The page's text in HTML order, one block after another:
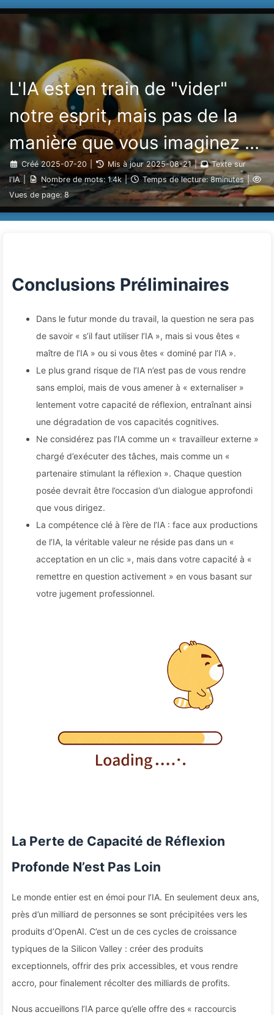
Le Chemin vers la Transformation par l'IA
Rechercher Accueil Archives Tags
Catégories Liens
L'IA est en train de "vider"
notre esprit, mais pas de la
manière que vous imaginez -
Apprenez l'IA lentement 160
Créé 2025-07-20 Mis à jour 2025-08-21 |
Texte sur
l'IA
Nombre de mots: 1.4k | Temps de lecture: 8minutes |
Vues de page: 8
Conclusions Préliminaires
Dans le futur monde du travail, la question ne sera pas
de savoir « s’il faut utiliser l’IA », mais si vous êtes «
maître de l’IA » ou si vous êtes « dominé par l’IA ».
Le plus grand risque de l’IA n’est pas de vous rendre
sans emploi, mais de vous amener à « externaliser »
lentement votre capacité de réflexion, entraînant ainsi
une dégradation de vos capacités cognitives.
Ne considérez pas l’IA comme un « travailleur externe »
chargé d’exécuter des tâches, mais comme un «
partenaire stimulant la réflexion ». Chaque question
posée devrait être l’occasion d’un dialogue approfondi
que vous dirigez.
La compétence clé à l’ère de l’IA : face aux productions
de l’IA, la véritable valeur ne réside pas dans un «
acceptation en un clic », mais dans votre capacité à «
remettre en question activement » en vous basant sur
votre jugement professionnel.
La Perte de Capacité de Réflexion
Profonde N’est Pas Loin
Le monde entier est en émoi pour l’IA. En seulement deux ans,
près d’un milliard de personnes se sont précipitées vers les
produits d’OpenAI. C’est un de ces cycles de croissance
typiques de la Silicon Valley : créer des produits
exceptionnels, offrir des prix accessibles, et vous rendre
accro, pour finalement récolter des milliards de profits.
Nous accueillons l’IA parce qu’elle offre des « raccourcis